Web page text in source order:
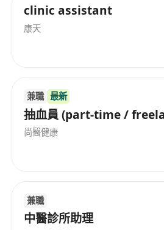
clinic assistant
康天
兼職 最新
抽血員 (part-time /
尚醫健康
兼職
中醫診所助理